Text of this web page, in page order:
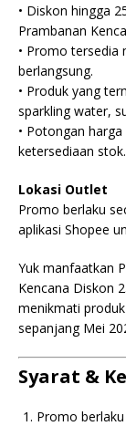
• Diskon hingga
Prambanan
• Promo tersedia
berlangsung.
• Produk yang
sparkling water,
• Potongan
ketersediaan stok.
Lokasi Outlet
Promo berlaku
aplikasi Shopee
Yuk manfaatkan
Kencana Diskon
menikmati
sepanjang Mei
Syarat &
Promo